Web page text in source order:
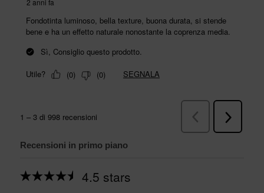
Recensioni in primo piano
4.5 stars
Average